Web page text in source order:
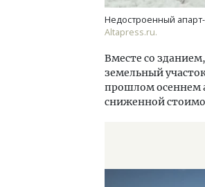
Недостроенный
Altapress.ru.
Вместе со
земельный
прошлом осеннем
сниженной
СТРОИТЕЛЬСТВО